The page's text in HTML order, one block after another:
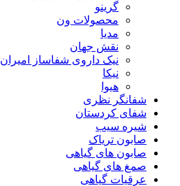
گرینو
محصولات ون
مدیا
نقش جهان
نیک داروی شفاساز امیران
نیکا
هیوا
شفانگر نظری
شفای کردستان
شیره سیب
صابون تریاک
صابون های گیاهی
صمغ های گیاهی
عرقیات گیاهی